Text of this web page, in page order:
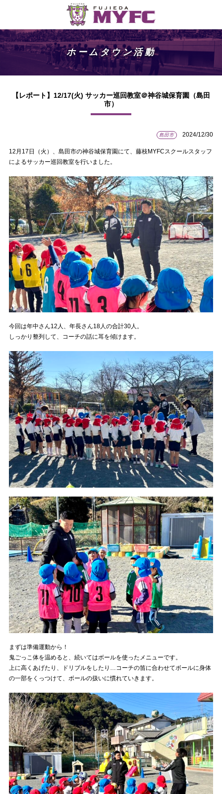
ホームタウン活動
【レポート】12/17(火) サッカー巡回教室＠神谷城保育園（島田
市）
島田市 2024/12/30
12月17日（火）、島田市の神谷城保育園にて、藤枝MYFCスクールスタッフ
によるサッカー巡回教室を行いました。
今回は年中さん12人、年長さん18人の合計30人。
しっかり整列して、コーチの話に耳を傾けます。
まずは準備運動から！
鬼ごっこ体を温めると、続いてはボールを使ったメニューです。
上に高くあげたり、ドリブルをしたり…コーチの笛に合わせてボールに身体
の一部をくっつけて、ボールの扱いに慣れていきます。